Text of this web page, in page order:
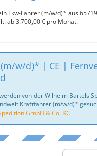
Lkw-Fahrer (m/w/d)* aus
ab 3.700,00 € pro Monat.
w/d)* | CE |
von der Wilhelm Bartels
Kraftfahrer (m/w/d)*
GmbH & Co. KG